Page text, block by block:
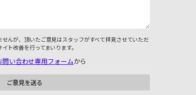
んが、頂いたご意見はスタッフがすべて拝見させていただ
ト改善を行ってまいります。
問い合わせ専用フォームから